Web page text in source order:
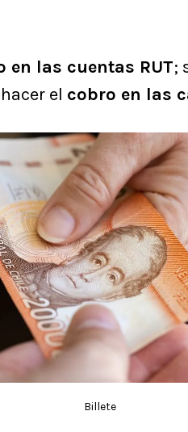
en las cuentas RUT;
el cobro en las
Billete